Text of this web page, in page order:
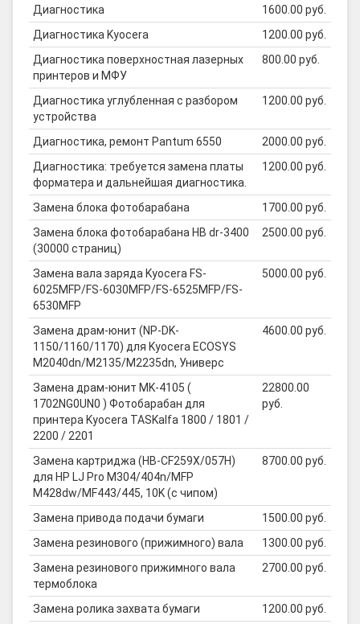
Диагностика
1600.00 руб.
Диагностика Kyocera
1200.00 руб.
Диагностика поверхностная лазерных
принтеров и МФУ
800.00 руб.
Диагностика углубленная с разбором
устройства
1200.00 руб.
Диагностика, ремонт Pantum 6550
2000.00 руб.
Диагностика: требуется замена платы
форматера и дальнейшая диагностика.
1200.00 руб.
Замена блока фотобарабана
1700.00 руб.
Замена блока фотобарабана HB dr-3400
(30000 страниц)
2500.00 руб.
Замена вала заряда Kyocera FS-
6025MFP/FS-6030MFP/FS-6525MFP/FS-
6530MFP
5000.00 руб.
Замена драм-юнит (NP-DK-
1150/1160/1170) для Kyocera ECOSYS
M2040dn/M2135/M2235dn, Универс
4600.00 руб.
Замена драм-юнит MK-4105 (
1702NG0UN0 ) Фотобарабан для
принтера Kyocera TASKalfa 1800 / 1801 /
2200 / 2201
22800.00
руб.
Замена картриджа (HB-CF259X/057H)
для HP LJ Pro M304/404n/MFP
M428dw/MF443/445, 10K (с чипом)
8700.00 руб.
Замена привода подачи бумаги
1500.00 руб.
Замена резинового (прижимного) вала
1300.00 руб.
Замена резинового прижимного вала
термоблока
2700.00 руб.
Замена ролика захвата бумаги
1200.00 руб.